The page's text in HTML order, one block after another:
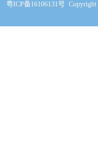
粤ICP备16106131号